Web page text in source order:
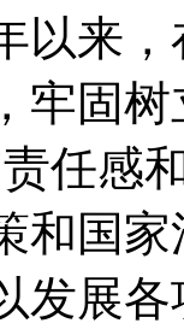
以来
牢固
任感
和国
发展